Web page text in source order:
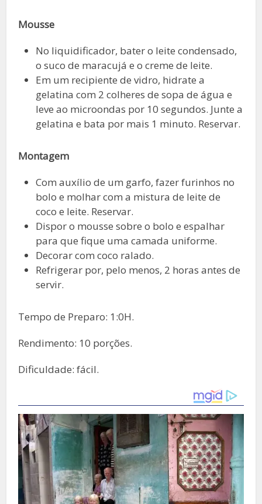
Mousse
No liquidificador, bater o leite condensado,
o suco de maracujá e o creme de leite.
Em um recipiente de vidro, hidrate a
gelatina com 2 colheres de sopa de água e
leve ao microondas por 10 segundos. Junte a
gelatina e bata por mais 1 minuto. Reservar.
Montagem
Com auxílio de um garfo, fazer furinhos no
bolo e molhar com a mistura de leite de
coco e leite. Reservar.
Dispor o mousse sobre o bolo e espalhar
para que fique uma camada uniforme.
Decorar com coco ralado.
Refrigerar por, pelo menos, 2 horas antes de
servir.
Tempo de Preparo: 1:0H.
Rendimento: 10 porções.
Dificuldade: fácil.